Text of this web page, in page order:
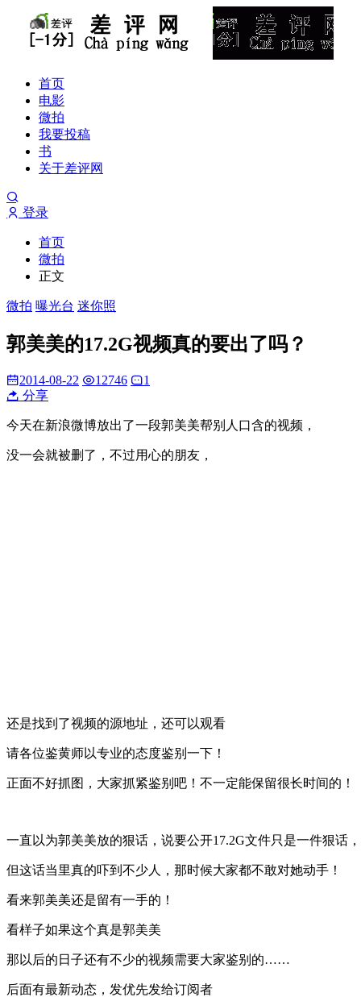
首页
电影
微拍
我要投稿
书
关于差评网
登录
首页
微拍
正文
微拍 曝光台 迷你照
郭美美的17.2G视频真的要出了吗？
2014-08-22 12746
1
分享
今天在新浪微博放出了一段郭美美帮别人口含的视频，
没一会就被删了，不过用心的朋友，
还是找到了视频的源地址，还可以观看
请各位鉴黄师以专业的态度鉴别一下！
正面不好抓图，大家抓紧鉴别吧！不一定能保留很长时间的！
一直以为郭美美放的狠话，说要公开17.2G文件只是一件狠话，
但这话当里真的吓到不少人，那时候大家都不敢对她动手！
看来郭美美还是留有一手的！
看样子如果这个真是郭美美
那以后的日子还有不少的视频需要大家鉴别的……
后面有最新动态，发优先发给订阅者